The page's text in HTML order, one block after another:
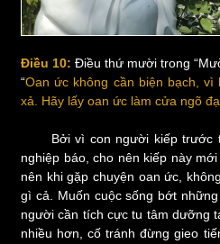
Điều 10: Điều thứ mười trong
“Oan ức không cần biện bạch, vì
xả. Hãy lấy oan ức làm cửa ngõ
Bởi vì con người kiếp trước
nghiệp báo, cho nên kiếp này
nên khi gặp chuyện oan ức,
gì cả. Muốn cuộc sống bớt
người cần tích cực tu tâm dưỡng
nhiều hơn, cố tránh đừng gieo